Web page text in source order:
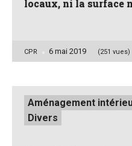
locaux, ni la surface
Posted
CPR 6 mai 2019 (251 vues)
Posted
inAménagement
Divers